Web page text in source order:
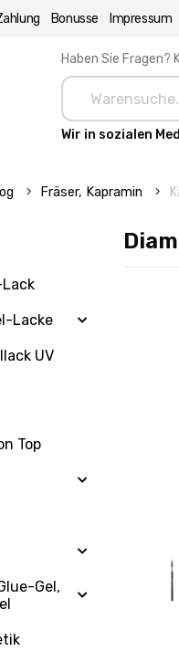
Bonusse Impressum
Haben Sie Fragen?
Wir in sozialen
Fräser, Kapramin
Lacke
UV
Top
Gel,